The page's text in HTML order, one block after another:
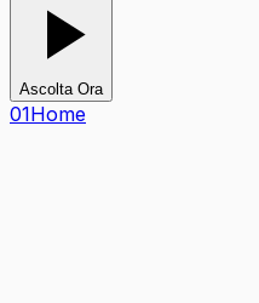
Ascolta Ora
01Home